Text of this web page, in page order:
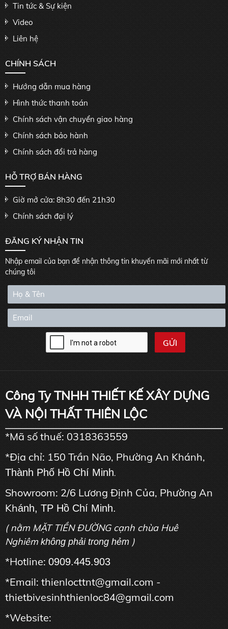
Tin tức & Sự kiện
Video
Liên hệ
CHÍNH SÁCH
Hướng dẫn mua hàng
Hình thức thanh toán
Chính sách vận chuyển giao hàng
Chính sách bảo hành
Chính sách đổi trả hàng
HỖ TRỢ BÁN HÀNG
Giờ mở cửa: 8h30 đến 21h30
Chính sách đại lý
ĐĂNG KÝ NHẬN TIN
Nhập email của bạn để nhận thông tin khuyến mãi mới nhất từ
chúng tôi
Công Ty TNHH THIẾT KẾ XÂY DỰNG
VÀ NỘI THẤT THIÊN LỘC
*Mã số thuế: 0318363559
*Địa chỉ: 150 Trần Não, Phường An Khánh,
Thành Phố Hồ Chí Minh.
Showroom: 2/6 Lương Định Của, Phường An
Khánh, TP Hồ Chí Minh.
( nằm MẶT TIỀN ĐƯỜNG cạnh chùa Huê
Nghiêm không phải trong hẻm )
*Hotline: 0909.445.903
*Email: thienlocttnt@gmail.com -
thietbivesinhthienloc84@gmail.com
*Website: